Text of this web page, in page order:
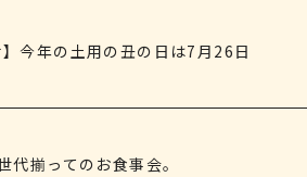
】今年の土用の丑の日は7月26日
代揃ってのお食事会。